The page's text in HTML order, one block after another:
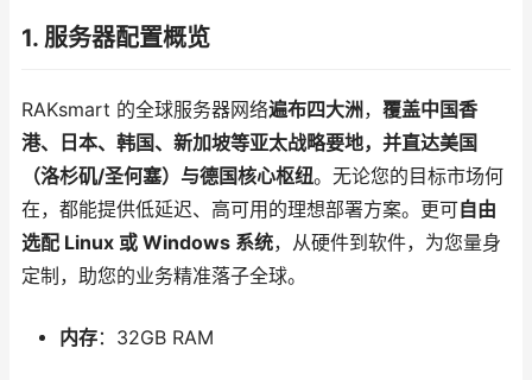
1. 服务器配置概览
RAKsmart 的全球服务器网络遍布四大洲 ， 覆盖中国香
港、日本、韩国、新加坡等亚太战略要地，并直达美国
（洛杉矶/圣何塞）与德国核心枢纽。无论您的目标市场何
在，都能提供低延迟、高可用的理想部署方案。更可自由
选配 Linux 或 Windows 系统，从硬件到软件，为您量身
定制，助您的业务精准落子全球。
内存：32GB RAM